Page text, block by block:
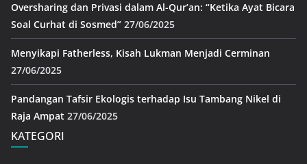
Oversharing dan Privasi dalam Al-Qur’an: “Ketika Ayat Bicara
Soal Curhat di Sosmed” 27/06/2025
Menyikapi Fatherless, Kisah Lukman Menjadi Cerminan
27/06/2025
Pandangan Tafsir Ekologis terhadap Isu Tambang Nikel di
Raja Ampat 27/06/2025
KATEGORI